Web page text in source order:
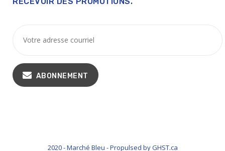
ABONNEMENT
2020 - Marché Bleu - Propulsed by GHST.ca